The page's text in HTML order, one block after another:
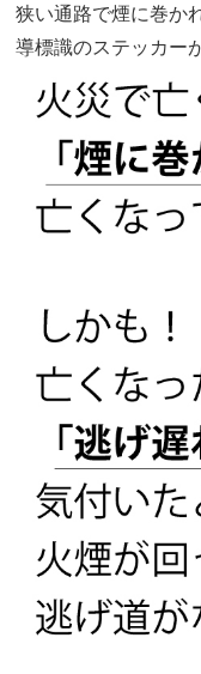
狭い通路で煙に巻か
導標識のステッカー